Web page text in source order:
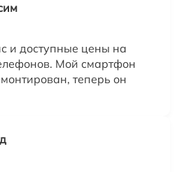
и доступные цены на
Мой смартфон
теперь он